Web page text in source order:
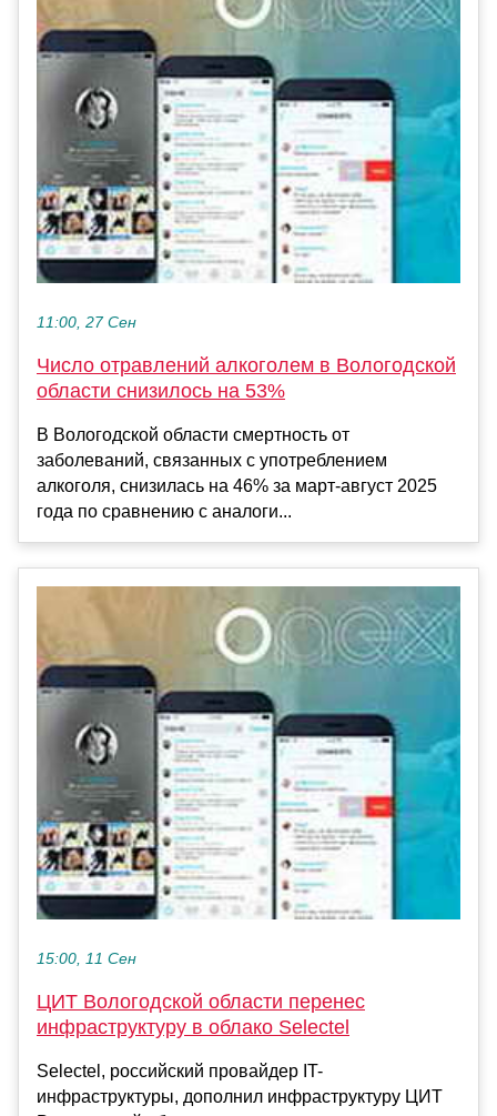
11:00, 27 Сен
Число отравлений алкоголем в Вологодской
области снизилось на 53%
В Вологодской области смертность от
заболеваний, связанных с употреблением
алкоголя, снизилась на 46% за март-август 2025
года по сравнению с аналоги...
15:00, 11 Сен
ЦИТ Вологодской области перенес
инфраструктуру в облако Selectel
Selectel, российский провайдер IT-
инфраструктуры, дополнил инфраструктуру ЦИТ